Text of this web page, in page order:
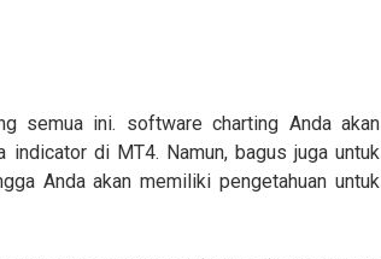
semua ini. software charting Anda akan
indicator di MT4. Namun, bagus juga untuk
Anda akan memiliki pengetahuan untuk